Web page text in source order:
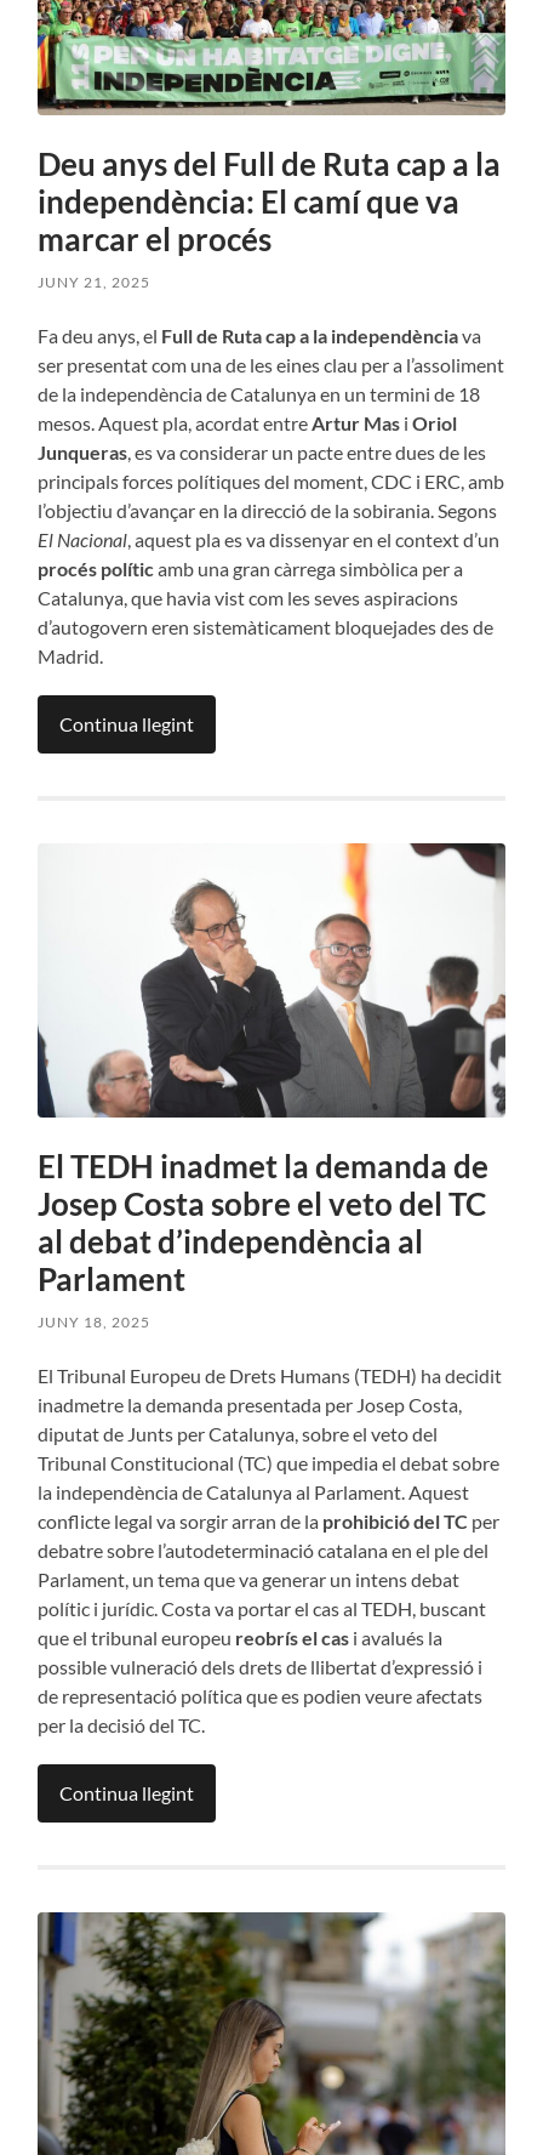
Deu anys del Full de Ruta cap a la
independència: El camí que va
marcar el procés
JUNY 21, 2025
Fa deu anys, el Full de Ruta cap a la independènciava
ser presentat com una de les eines clau per a l’assoliment
de la independència de Catalunya en un termini de 18
mesos. Aquest pla, acordat entreArtur Mas iOriol
Junqueras, es va considerar un pacte entre dues de les
principals forces polítiques del moment, CDC i ERC, amb
l’objectiu d’avançar en la direcció de la sobirania. Segons
El Nacional, aquest pla es va dissenyar en el context d’un
procés políticamb una gran càrrega simbòlica per a
Catalunya, que havia vist com les seves aspiracions
d’autogovern eren sistemàticament bloquejades des de
Madrid.
Continua llegint
El TEDH inadmet la demanda de
Josep Costa sobre el veto del TC
al debat d’independència al
Parlament
JUNY 18, 2025
El Tribunal Europeu de Drets Humans (TEDH) ha decidit
inadmetre la demanda presentada per Josep Costa,
diputat de Junts per Catalunya, sobre el veto del
Tribunal Constitucional (TC) que impedia el debat sobre
la independència de Catalunya al Parlament. Aquest
conflicte legal va sorgir arran de la prohibició del TC per
debatre sobre l’autodeterminació catalana en el ple del
Parlament, un tema que va generar un intens debat
polític i jurídic. Costa va portar el cas al TEDH, buscant
que el tribunal europeu reobrís el cas i avalués la
possible vulneració dels drets de llibertat d’expressió i
de representació política que es podien veure afectats
per la decisió del TC.
Continua llegint